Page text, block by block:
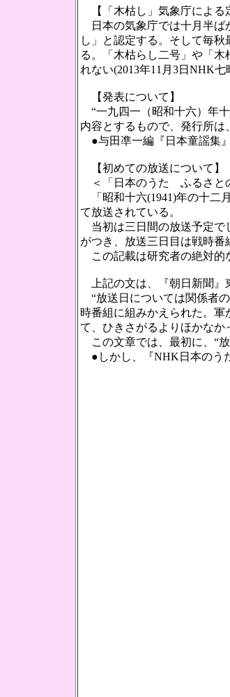
【「木枯し」気象庁による
日本の気象庁では十月半ば
し」と認定する。そして毎
る。「木枯らし二号」や「
れない(2013年11月3日NHK
【発表について】
“一九四一（昭和十六）年
内容とするもので、発行所
●与田凖一編『日本童謡集
【初めての放送について】
＜「日本のうた ふるさと
「昭和十六(1941)年の十二
て放送されている。
当初は三日間の放送予定で
がつき、放送三日目は戦時番
この記載は研究者の絶対的
上記の文は、『朝日新聞』
“放送日については関係者
時番組に組みかえられた。
て、ひきさがるよりほかなか
この文章では、最初に、“
●しかし、『NHK日本のう